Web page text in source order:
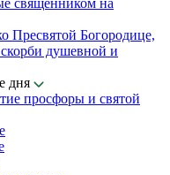
священником на
Пресвятой Богородице,
душевной и
дня
просфоры и святой